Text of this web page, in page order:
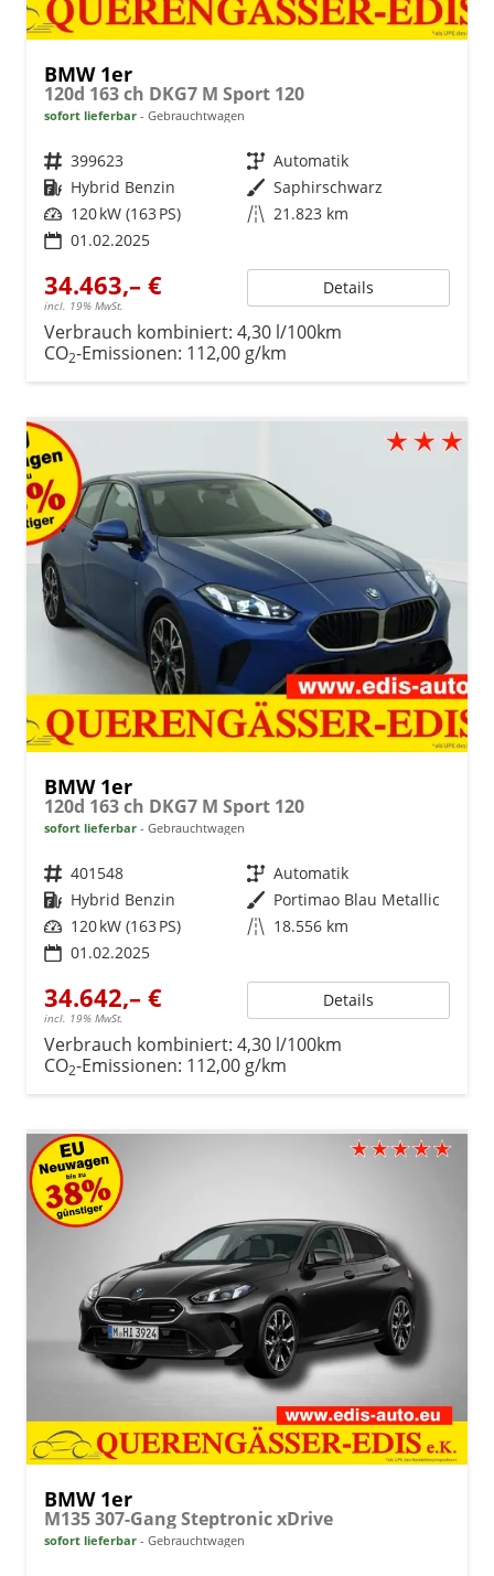
BMW 1er
120d 163 ch DKG7 M Sport 120
sofort lieferbar Gebrauchtwagen
Fahrzeugnr. 399623 Getriebe Automatik
Kraftstoff Hybrid Benzin Außenfarbe Saphirschwarz
Leistung 120 kW (163 PS) Kilometerstand 21.823 km
01.02.2025
34.463,– €
incl. 19% MwSt.
Details
Verbrauch kombiniert: 4,30 l/100km
CO2-Emissionen: 112,00 g/km
BMW 1er
120d 163 ch DKG7 M Sport 120
sofort lieferbar Gebrauchtwagen
Fahrzeugnr. 401548 Getriebe Automatik
Kraftstoff Hybrid Benzin Außenfarbe Portimao Blau Metallic
Leistung 120 kW (163 PS) Kilometerstand 18.556 km
01.02.2025
34.642,– €
incl. 19% MwSt.
Details
Verbrauch kombiniert: 4,30 l/100km
CO2-Emissionen: 112,00 g/km
BMW 1er
M135 307-Gang Steptronic xDrive
sofort lieferbar Gebrauchtwagen